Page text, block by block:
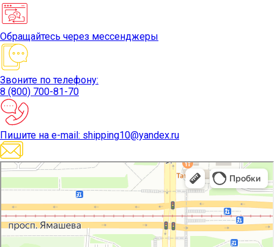
Обращайтесь через мессенджеры
Звоните по телефону:
8 (800) 700-81-70
Пишите на e-mail: shipping10@yandex.ru